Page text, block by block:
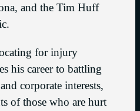
and the Tim Huff
for injury
his career to battling
corporate interests,
of those who are hurt